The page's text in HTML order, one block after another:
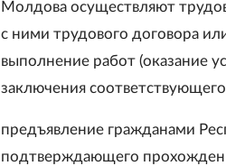
Молдова осуществляют
с ними трудового договора
выполнение работ (оказание
заключения
предъявление гражданами
подтверждающего